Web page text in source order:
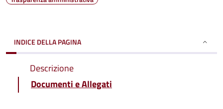
INDICE DELLA PAGINA
Descrizione
Documenti e Allegati